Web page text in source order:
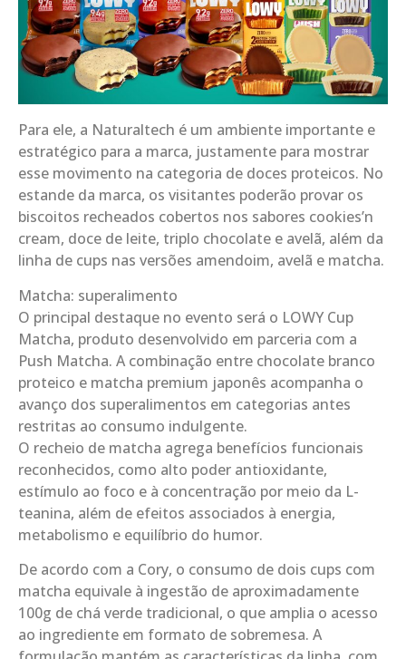
Para ele, a Naturaltech é um ambiente importante e
estratégico para a marca, justamente para mostrar
esse movimento na categoria de doces proteicos. No
estande da marca, os visitantes poderão provar os
biscoitos recheados cobertos nos sabores cookies’n
cream, doce de leite, triplo chocolate e avelã, além da
linha de cups nas versões amendoim, avelã e matcha.
Matcha: superalimento
O principal destaque no evento será o LOWY Cup
Matcha, produto desenvolvido em parceria com a
Push Matcha. A combinação entre chocolate branco
proteico e matcha premium japonês acompanha o
avanço dos superalimentos em categorias antes
restritas ao consumo indulgente.
O recheio de matcha agrega benefícios funcionais
reconhecidos, como alto poder antioxidante,
estímulo ao foco e à concentração por meio da L-
teanina, além de efeitos associados à energia,
metabolismo e equilíbrio do humor.
De acordo com a Cory, o consumo de dois cups com
matcha equivale à ingestão de aproximadamente
100g de chá verde tradicional, o que amplia o acesso
ao ingrediente em formato de sobremesa. A